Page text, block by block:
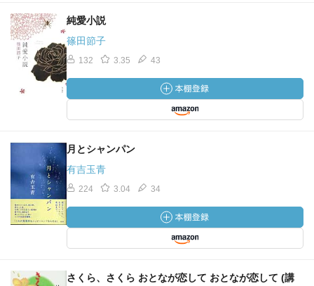
純愛小説
篠田節子
132 3.35 43
月とシャンパン
有吉玉青
224 3.04 34
さくら、さくら おとなが恋して おとなが恋して (講